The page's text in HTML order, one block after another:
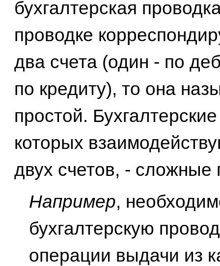
бухгалтерская
проводке
два счета (один - по
по кредиту), то она
простой.
которых
двух счетов, - сложные
Например,
бухгалтерскую
операции выдачи из